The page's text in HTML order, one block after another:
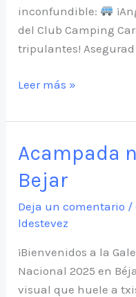
inconfundible:
del Club Camping
tripulantes!
Ruta
anglet
Leer más »
Acampada
Bejar
Deja un comentario /
ldestevez
¡Bienvenidos a la
Nacional 2025 en
visual que huele a